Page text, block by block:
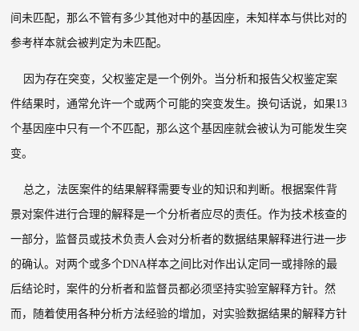
间未匹配，那么不管有多少其他对中的基因座，未知样本与供比对的
参考样本就会被判定为未匹配。
因为存在突变，父权鉴定是一个例外。当分析和报告父权鉴定案
件结果时，通常允许一个或两个可能的突变发生。换句话说，如果13
个基因座中只有一个不匹配，那么这个基因座就会被认为可能发生突
变。
总之，法医案件的结果解释需要专业的知识和判断。根据案件背
景对案件进行合理的解释是一个分析者应尽的责任。作为技术核查的
一部分，监督员或技术负责人会对分析者的数据结果解释进行进一步
的确认。对两个或多个DNA样本之间比对作出认定同一或排除的最
后结论时，案件的分析者和监督员都必须坚持实验室解释方针。然
而，随着使用各种分析方法经验的增加，对实验数据结果的解释方针